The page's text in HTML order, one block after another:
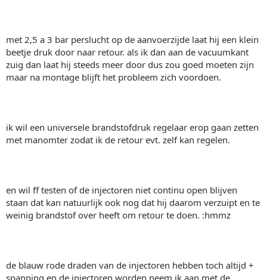
met 2,5 a 3 bar perslucht op de aanvoerzijde laat hij een klein
beetje druk door naar retour. als ik dan aan de vacuumkant
zuig dan laat hij steeds meer door dus zou goed moeten zijn
maar na montage blijft het probleem zich voordoen.
ik wil een universele brandstofdruk regelaar erop gaan zetten
met manomter zodat ik de retour evt. zelf kan regelen.
en wil ff testen of de injectoren niet continu open blijven
staan dat kan natuurlijk ook nog dat hij daarom verzuipt en te
weinig brandstof over heeft om retour te doen. :hmmz
de blauw rode draden van de injectoren hebben toch altijd +
spanning en de injectoren worden neem ik aan met de